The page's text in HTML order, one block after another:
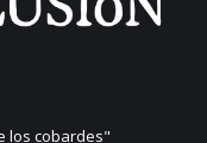
los cobardes"